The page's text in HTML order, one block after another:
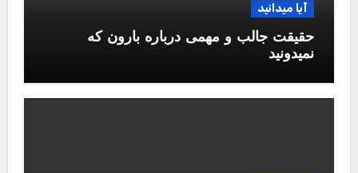
آیا میدانید
حقیقت جالب و مهمی درباره بارون که
نمیدونید